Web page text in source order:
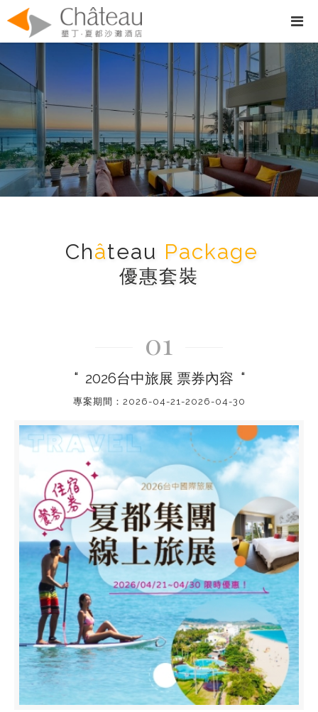
Château Package
優惠套裝
01
“ 2026台中旅展 票券內容 “
專案期間：2026-04-21-2026-04-30